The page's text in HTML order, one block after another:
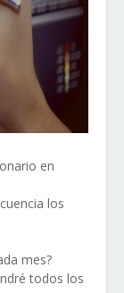
en
los
mes?
todos los